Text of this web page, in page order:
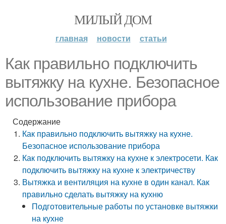
МИЛЫЙ ДОМ
главная новости статьи
Как правильно подключить
вытяжку на кухне. Безопасное
использование прибора
Содержание
Как правильно подключить вытяжку на кухне.
Безопасное использование прибора
Как подключить вытяжку на кухне к электросети. Как
подключить вытяжку на кухне к электричеству
Вытяжка и вентиляция на кухне в один канал. Как
правильно сделать вытяжку на кухню
Подготовительные работы по установке вытяжки
на кухне